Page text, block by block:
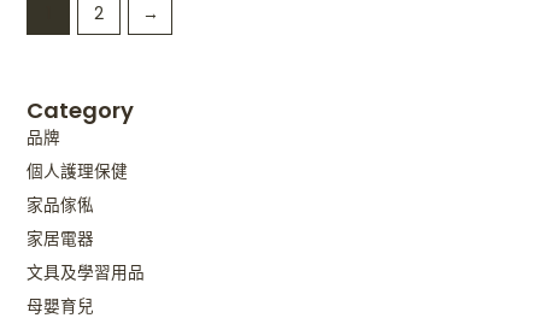
2 →
Category
品牌
個人護理保健
家品傢俬
家居電器
文具及學習用品
母嬰育兒